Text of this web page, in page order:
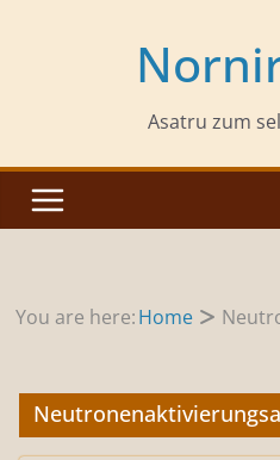
Asatru zum
You are here:Home